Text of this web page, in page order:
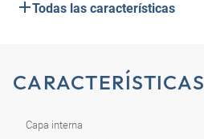
Todas las características
CARACTERÍSTICAS
Capa interna